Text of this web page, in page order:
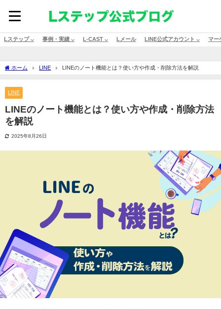
Lステップ ⌵ 事例・実績 ⌵ L-CAST ⌵ Lメール LINE公式アカウント ⌵ マー
ホーム LINE LINEのノート機能とは？使い方や作成・削除方法を解説
LINE
LINEのノート機能とは？使い方や作成・削除方法
を解説
2025年8月26日